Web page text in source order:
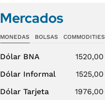
Mercados
MONEDAS BOLSAS COMMODITIES
Dólar BNA 1520,00
Dólar Informal
1525,00
Dólar Tarjeta
1976,00